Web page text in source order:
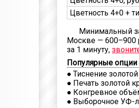
Цветность 4+0 +
Минимальный
Москве — 600–900
за 1 минуту,
Популярные опции
Тиснение
Печать золотой
Конгревное
Выборочное УФ-